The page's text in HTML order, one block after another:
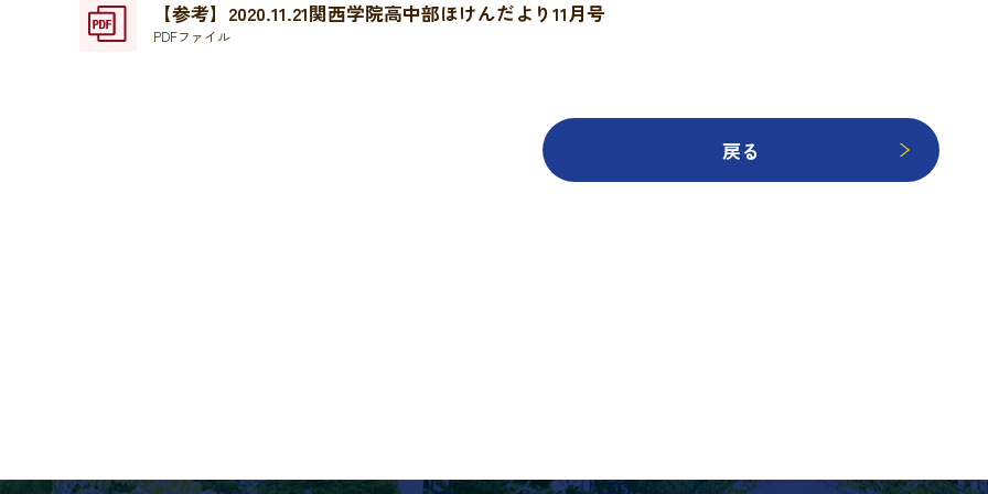
【参考】2020.11.21関西学院高中部ほけんだより11月号
PDFファイル
戻る